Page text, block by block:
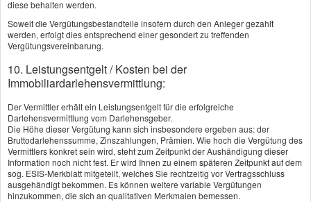
·Aufgepasst!
·Der richtige Vertrag
Vergleich und Angebot
Berufsunfähigkeitsversicherung
Vorname, Name: *
Geburtsdatum:
diese behalten werden.
Soweit die Vergütungsbestandteile insofern durch den Anleger gezahlt
werden, erfolgt dies entsprechend einer gesondert zu treffenden
Vergütungsvereinbarung.
10. Leistungsentgelt / Kosten bei der
Immobiliardarlehensvermittlung:
Der Vermittler erhält ein Leistungsentgelt für die erfolgreiche
Darlehensvermittlung vom Darlehensgeber.
Die Höhe dieser Vergütung kann sich insbesondere ergeben aus: der
Bruttodarlehenssumme, Zinszahlungen, Prämien. Wie hoch die Vergütung des
Vermittlers konkret sein wird, steht zum Zeitpunkt der Aushändigung dieser
Information noch nicht fest. Er wird Ihnen zu einem späteren Zeitpunkt auf dem
sog. ESIS-Merkblatt mitgeteilt, welches Sie rechtzeitig vor Vertragsschluss
ausgehändigt bekommen. Es können weitere variable Vergütungen
hinzukommen, die sich an qualitativen Merkmalen bemessen.